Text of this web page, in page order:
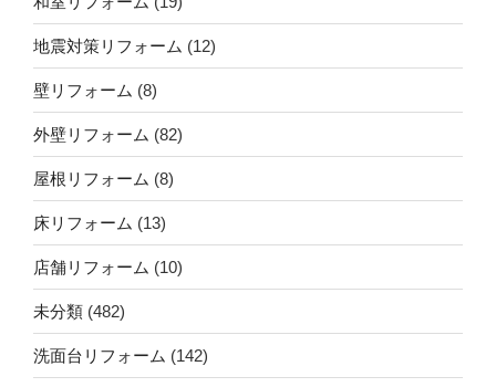
地震対策リフォーム (12)
壁リフォーム (8)
外壁リフォーム (82)
屋根リフォーム (8)
床リフォーム (13)
店舗リフォーム (10)
未分類 (482)
洗面台リフォーム (142)